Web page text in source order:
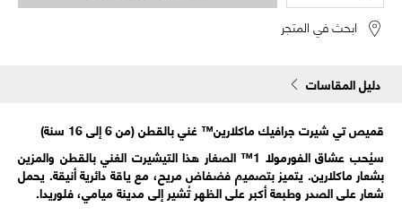
ابحث في المتجر
دليل المقاسات
قميص تي شيرت جرافيك ماكلارين™ غني بالقطن (من 6 إلى 16 سنة)
سيُحب عشاق الفورمولا 1™ الصغار هذا التيشيرت الغني بالقطن والمزين
بشعار ماكلارين. يتميز بتصميم فضفاض مريح، مع ياقة دائرية أنيقة. يحمل
شعار على الصدر وطبعة أكبر على الظهر تُشير إلى مدينة ميامي، فلوريدا.